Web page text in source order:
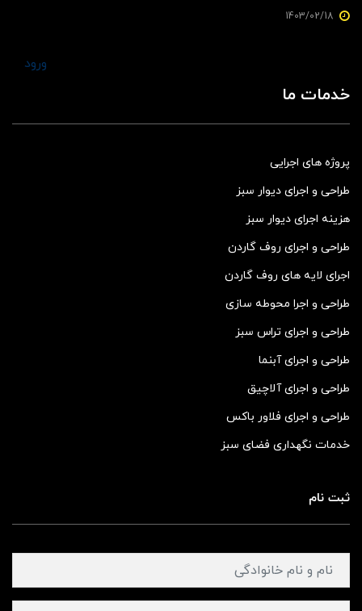
ورود
خدمات ما
پروژه های اجرایی
طراحی و اجرای دیوار سبز
هزینه اجرای دیوار سبز
طراحی و اجرای روف گاردن
اجرای لایه های روف گاردن
طراحی و اجرا محوطه سازی
طراحی و اجرای تراس سبز
طراحی و اجرای آبنما
طراحی و اجرای آلاچیق
طراحی و اجرای فلاور باکس
خدمات نگهداری فضای سبز
ثبت نام